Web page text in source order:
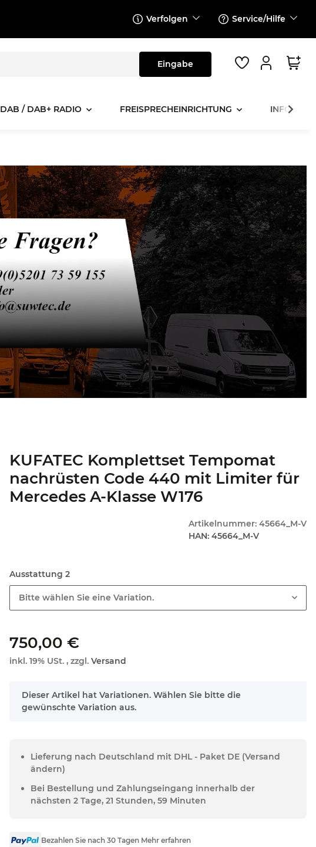
Verfolgen Service/Hilfe
DAB / DAB+ RADIO FREISPRECHEINRICHTUNG
KUFATEC Komplettset Tempomat
nachrüsten Code 440 mit Limiter für
Mercedes A-Klasse W176
Artikelnummer: 45664_M-V
HAN: 45664_M-V
Ausstattung 2
Bitte wählen Sie eine Variation.
750,00 €
inkl. 19% USt. , zzgl.Versand
x
Dieser Artikel hat Variationen. Wählen Sie bitte die
gewünschte Variation aus.
Lieferung nach Deutschland mit DHL - Paket DE (Versand
ändern)
Bei Bestellung und Zahlungseingang innerhalb der
nächsten 2 Tage, 21 Stunden, 59 Minuten
Bezahlen Sie nach 30 Tagen Mehr erfahren